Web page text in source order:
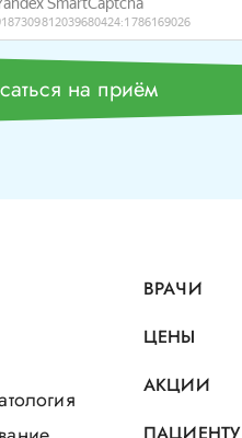
на приём
ВРАЧИ
ЦЕНЫ
АКЦИИ